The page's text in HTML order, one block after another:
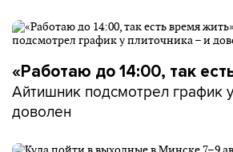
«Работаю до 14:00, так
Айтишник подсмотрел график
доволен